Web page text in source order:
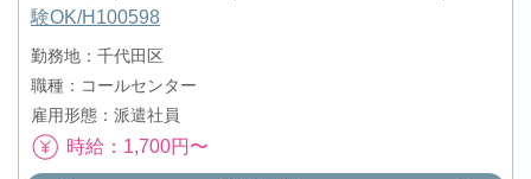
験OK/H100598
勤務地：千代田区
職種：コールセンター
雇用形態：派遣社員
時給：1,700円〜